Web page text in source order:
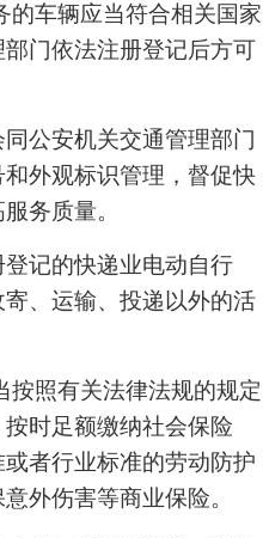
车辆应当符合相关国家
门依法注册登记后方可
公安机关交通管理部门
外观标识管理，督促快
务质量。
记的快递业电动自行
、运输、投递以外的活
照有关法律法规的规定
时足额缴纳社会保险
者行业标准的劳动防护
外伤害等商业保险。